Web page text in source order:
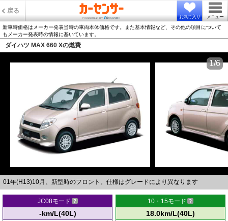
戻る
お気に入り メニュー
新車時価格はメーカー発表当時の車両本体価格です。また基本情報など、その他の項目について
もメーカー発表時の情報に基いています。
ダイハツ MAX 660 Xの燃費
01年(H13)10月、新型時のフロント。仕様はグレードにより異なります
1/6
JC08モード
-km/L(40L)
10・15モード
18.0km/L(40L)